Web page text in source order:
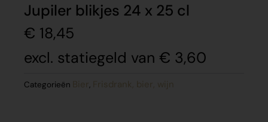
Jupiler blikjes 24 x 25 cl
€ 18,45
excl. statiegeld van € 3,60
Categorieën Bier , Frisdrank, bier, wijn